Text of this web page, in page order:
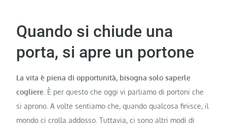
Quando si chiude una
porta, si apre un portone
La vita è piena di opportunità, bisogna solo saperle
cogliere. È per questo che oggi vi parliamo di portoni che
si aprono. A volte sentiamo che, quando qualcosa finisce, il
mondo ci crolla addosso. Tuttavia, ci sono altri modi di